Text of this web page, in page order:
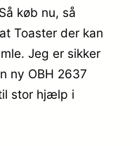
køb nu, så
Toaster der kan
Jeg er sikker
ny OBH 2637
stor hjælp i